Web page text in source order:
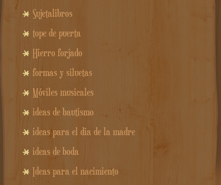
Sujetalibros
tope de puerta
Hierro forjado
formas y siluetas
Móviles musicales
ideas de bautismo
ideas para el dia de la madre
ideas de boda
Ideas para el nacimiento